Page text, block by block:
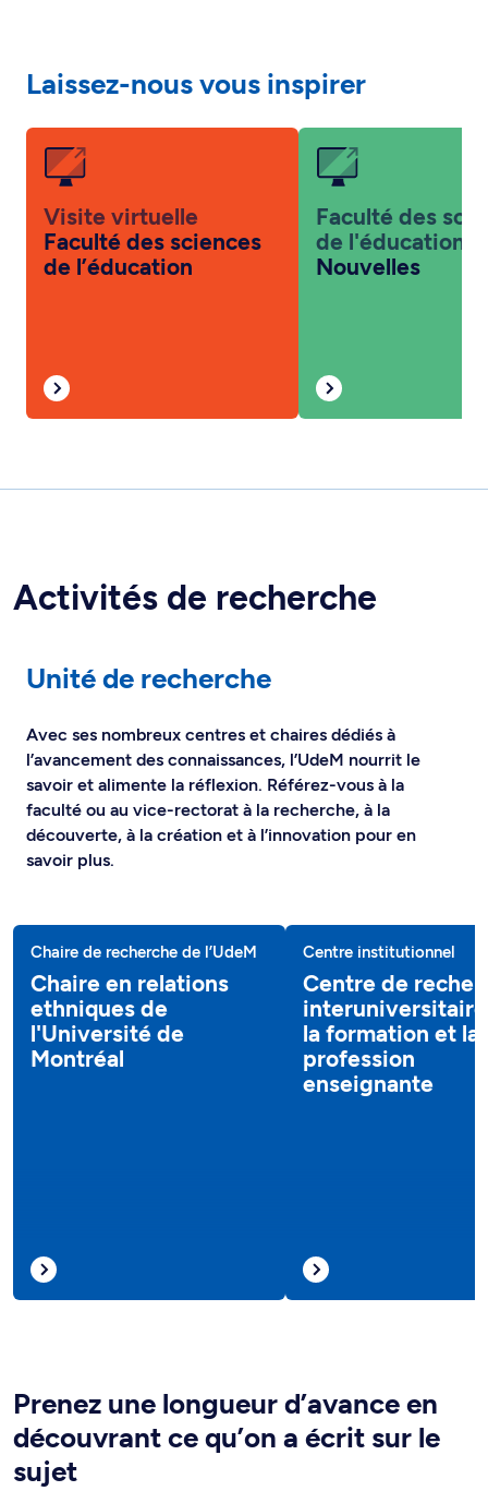
Laissez-nous vous inspirer
Visite virtuelle
Faculté des sciences
de l’éducation
Faculté des
de l'éducation
Nouvelles
Activités de recherche
Unité de recherche
Avec ses nombreux centres et chaires dédiés à
l’avancement des connaissances, l’UdeM nourrit le
savoir et alimente la réflexion. Référez-vous à la
faculté ou au vice-rectorat à la recherche, à la
découverte, à la création et à l’innovation pour en
savoir plus.
Chaire de recherche de l’UdeM
Chaire en relations
ethniques de
l'Université de
Montréal
Centre institutionnel
Centre de
la formation et la
profession
enseignante
Prenez une longueur d’avance en
découvrant ce qu’on a écrit sur le
sujet